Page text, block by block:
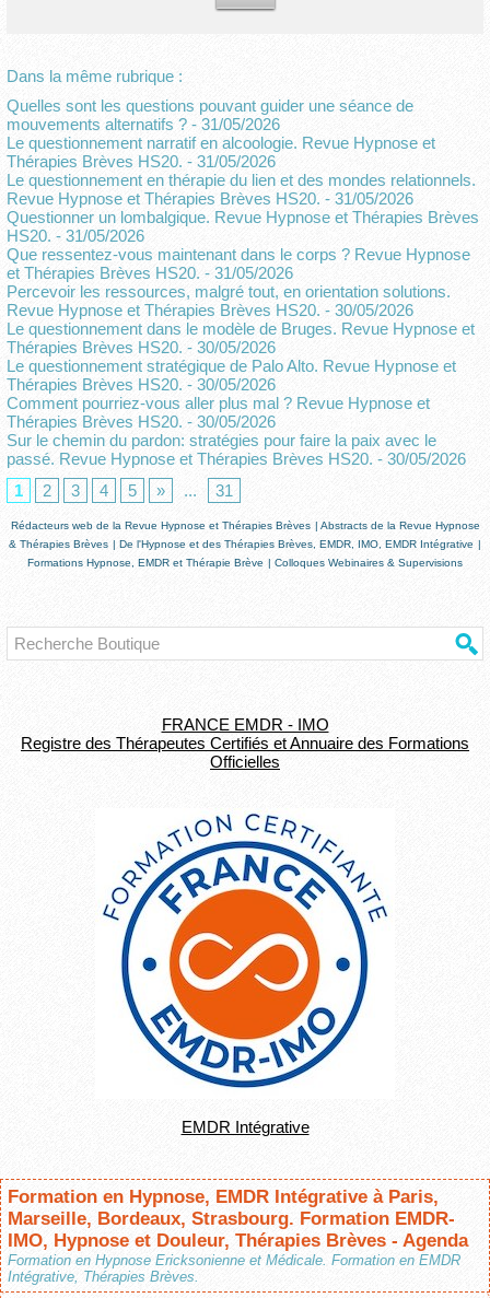
FRANCE EMDR - IMO
Registre des Thérapeutes Certifiés et Annuaire des Formations
Officielles
EMDR Intégrative
Formation en Hypnose, EMDR Intégrative à Paris,
Marseille, Bordeaux, Strasbourg. Formation EMDR-
IMO, Hypnose et Douleur, Thérapies Brèves - Agenda
Formation en Hypnose Ericksonienne et Médicale. Formation en EMDR
Intégrative, Thérapies Brèves.
Dans la même rubrique :
Quelles sont les questions pouvant guider une séance de
mouvements alternatifs ? - 31/05/2026
Le questionnement narratif en alcoologie. Revue Hypnose et
Thérapies Brèves HS20. - 31/05/2026
Le questionnement en thérapie du lien et des mondes relationnels.
Revue Hypnose et Thérapies Brèves HS20. - 31/05/2026
Questionner un lombalgique. Revue Hypnose et Thérapies Brèves
HS20. - 31/05/2026
Que ressentez-vous maintenant dans le corps ? Revue Hypnose
et Thérapies Brèves HS20. - 31/05/2026
Percevoir les ressources, malgré tout, en orientation solutions.
Revue Hypnose et Thérapies Brèves HS20. - 30/05/2026
Le questionnement dans le modèle de Bruges. Revue Hypnose et
Thérapies Brèves HS20. - 30/05/2026
Le questionnement stratégique de Palo Alto. Revue Hypnose et
Thérapies Brèves HS20. - 30/05/2026
Comment pourriez-vous aller plus mal ? Revue Hypnose et
Thérapies Brèves HS20. - 30/05/2026
Sur le chemin du pardon: stratégies pour faire la paix avec le
passé. Revue Hypnose et Thérapies Brèves HS20. - 30/05/2026
1
2 3 4 5 » ... 31
Rédacteurs web de la Revue Hypnose et Thérapies Brèves | Abstracts de la Revue Hypnose
& Thérapies Brèves | De l'Hypnose et des Thérapies Brèves, EMDR, IMO, EMDR Intégrative |
Formations Hypnose, EMDR et Thérapie Brève | Colloques Webinaires & Supervisions